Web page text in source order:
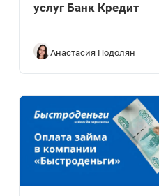
услуг Банк Кредит
Анастасия Подолян